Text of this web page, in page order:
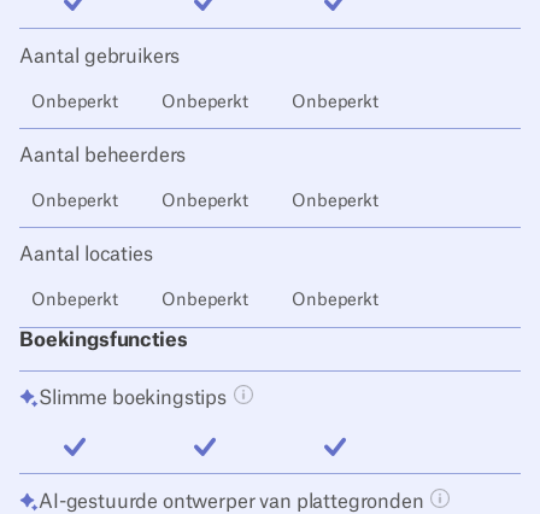
inbegrepen inbegrepen inbegrepen
Aantal gebruikers
Onbeperkt Onbeperkt Onbeperkt
Aantal beheerders
Onbeperkt Onbeperkt Onbeperkt
Aantal locaties
Onbeperkt Onbeperkt Onbeperkt
Boekingsfuncties
Slimme boekingstips Tooltip knop openen
inbegrepen inbegrepen inbegrepen
AI-gestuurde ontwerper van plattegronden Tooltip